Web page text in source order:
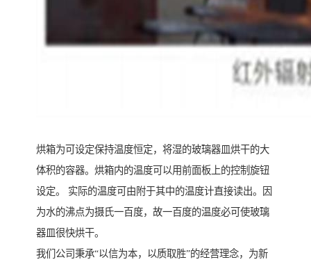
烘箱为可设定保持温度恒定，将湿的玻璃器皿烘干的大
体积的容器。烘箱内的温度可以用前面板上的控制旋钮
设定。 实际的温度可由附于其中的温度计直接读出。因
为水的沸点为摄氏一百度，故一百度的温度必可使玻璃
器皿很快烘干。
我们公司秉承“以信为本，以质取胜”的经营理念，为新